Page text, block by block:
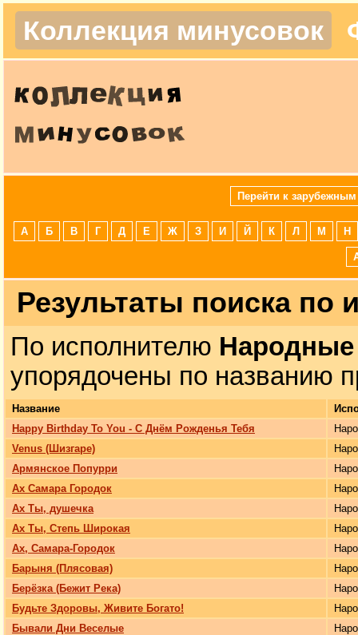
Коллекция минусовок
Перейти к зарубежным
А Б В Г Д Е Ж З И Й К Л М Н
Результаты поиска по
По исполнителю Народные
упорядочены по названию
Название
Happy Birthday To You - С Днём Рожденья Тебя
Venus (Шизгаре)
Армянское Попурри
Ах Самара Городок
Ах Ты, душечка
Ах Ты, Степь Широкая
Ах, Самара-Городок
Барыня (Плясовая)
Берёзка (Бежит Река)
Будьте Здоровы, Живите Богато!
Бывали Дни Веселые